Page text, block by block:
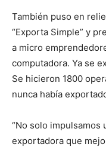
También puso en
“Exporta Simple” y
a micro
computadora. Ya se
Se hicieron 1800
nunca había
“No solo impulsamos
exportadora que